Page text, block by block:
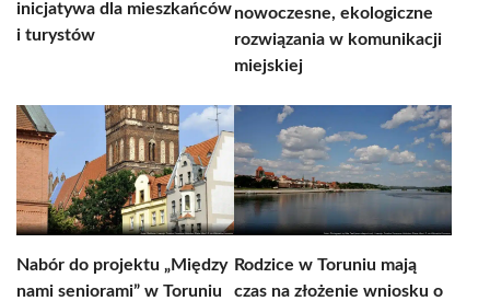
inicjatywa dla mieszkańców
i turystów
nowoczesne, ekologiczne
rozwiązania w komunikacji
miejskiej
Nabór do projektu „Między
nami seniorami” w Toruniu
Rodzice w Toruniu mają
czas na złożenie wniosku o